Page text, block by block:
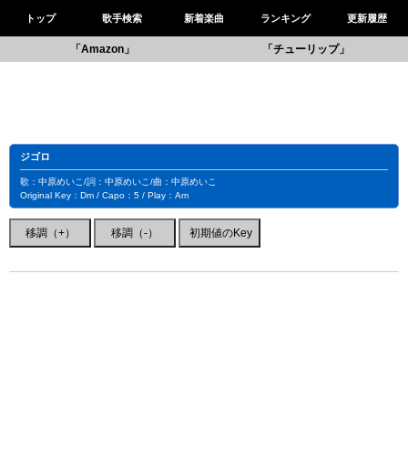
トップ 歌手検索 新着楽曲 ランキング 更新履歴
「Amazon」 「チューリップ」
ジゴロ
歌：中原めいこ/詞：中原めいこ/曲：中原めいこ
Original Key：Dm / Capo：5 / Play：Am